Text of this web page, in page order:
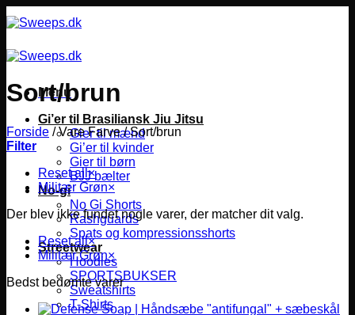
til
Menu
Gi’er til Brasiliansk Jiu Jitsu
Gier til mænd
Gi’er til kvinder
Gier til børn
BJJ bælter
No-gi
No Gi Shorts
Rashguards
Spats og kompressionsshorts
Streetwear
Hoodies
SPORTSBUKSER
Sweatshirts
T-Shirts
Sort/brun
Forside /Vare Farve/Sort/brun
Filter
Reset all×
Militær Grøn×
Der blev ikke fundet nogle varer, der matcher dit valg.
Reset all×
Militær Grøn×
Bedst bedømte varer